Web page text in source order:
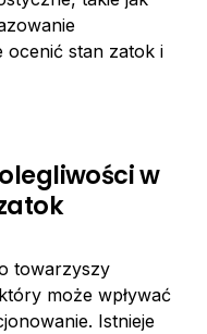
ocenić stan zatok i
w
towarzyszy
może wpływać
Istnieje